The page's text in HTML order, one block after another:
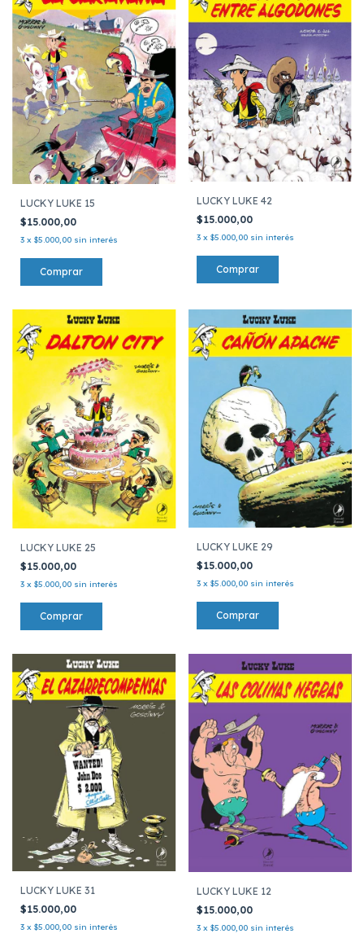
LUCKY LUKE 15
$15.000,00
3 x $5.000,00 sin interés
LUCKY LUKE 42
$15.000,00
3 x $5.000,00 sin interés
LUCKY LUKE 25
$15.000,00
3 x $5.000,00 sin interés
LUCKY LUKE 29
$15.000,00
3 x $5.000,00 sin interés
LUCKY LUKE 31
$15.000,00
3 x $5.000,00 sin interés
LUCKY LUKE 12
$15.000,00
3 x $5.000,00 sin interés